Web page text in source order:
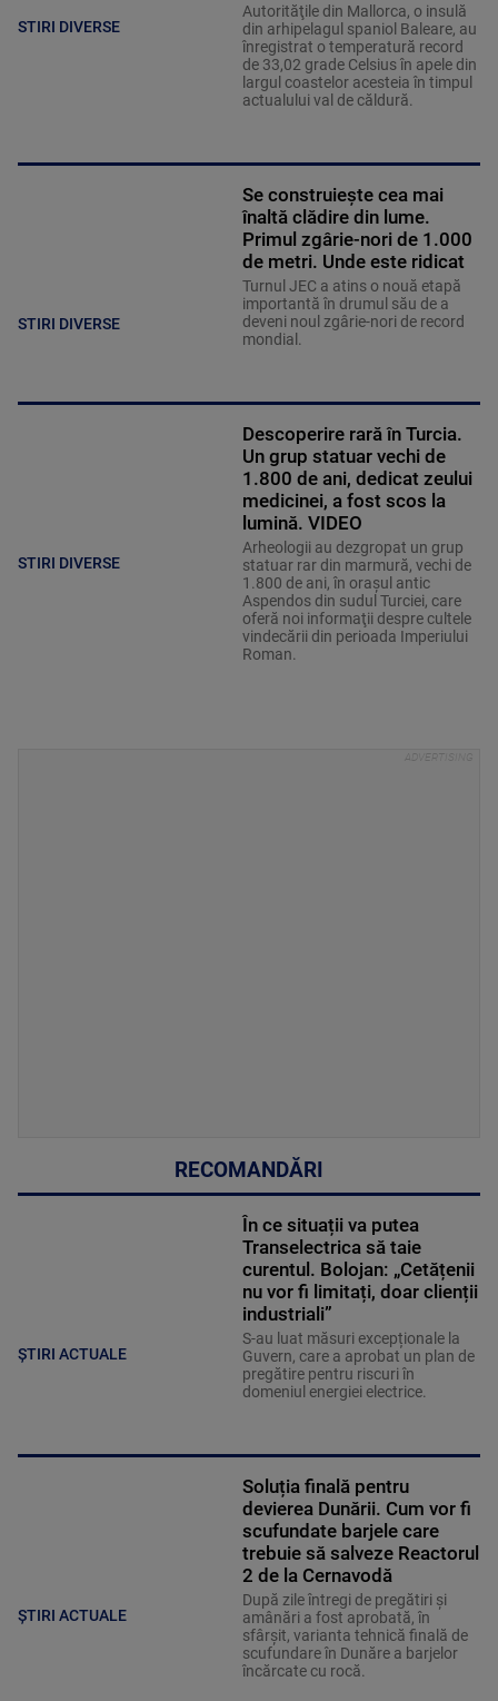
STIRI DIVERSE
Autorităţile din Mallorca, o insulă
din arhipelagul spaniol Baleare, au
înregistrat o temperatură record
de 33,02 grade Celsius în apele din
largul coastelor acesteia în timpul
actualului val de căldură.
STIRI DIVERSE
Se construiește cea mai
înaltă clădire din lume.
Primul zgârie-nori de 1.000
de metri. Unde este ridicat
Turnul JEC a atins o nouă etapă
importantă în drumul său de a
deveni noul zgârie-nori de record
mondial.
STIRI DIVERSE
Descoperire rară în Turcia.
Un grup statuar vechi de
1.800 de ani, dedicat zeului
medicinei, a fost scos la
lumină. VIDEO
Arheologii au dezgropat un grup
statuar rar din marmură, vechi de
1.800 de ani, în oraşul antic
Aspendos din sudul Turciei, care
oferă noi informaţii despre cultele
vindecării din perioada Imperiului
Roman.
RECOMANDĂRI
ȘTIRI ACTUALE
În ce situații va putea
Transelectrica să taie
curentul. Bolojan: „Cetățenii
nu vor fi limitați, doar clienții
industriali”
S-au luat măsuri excepționale la
Guvern, care a aprobat un plan de
pregătire pentru riscuri în
domeniul energiei electrice.
ȘTIRI ACTUALE
Soluția finală pentru
devierea Dunării. Cum vor fi
scufundate barjele care
trebuie să salveze Reactorul
2 de la Cernavodă
După zile întregi de pregătiri și
amânări a fost aprobată, în
sfârșit, varianta tehnică finală de
scufundare în Dunăre a barjelor
încărcate cu rocă.